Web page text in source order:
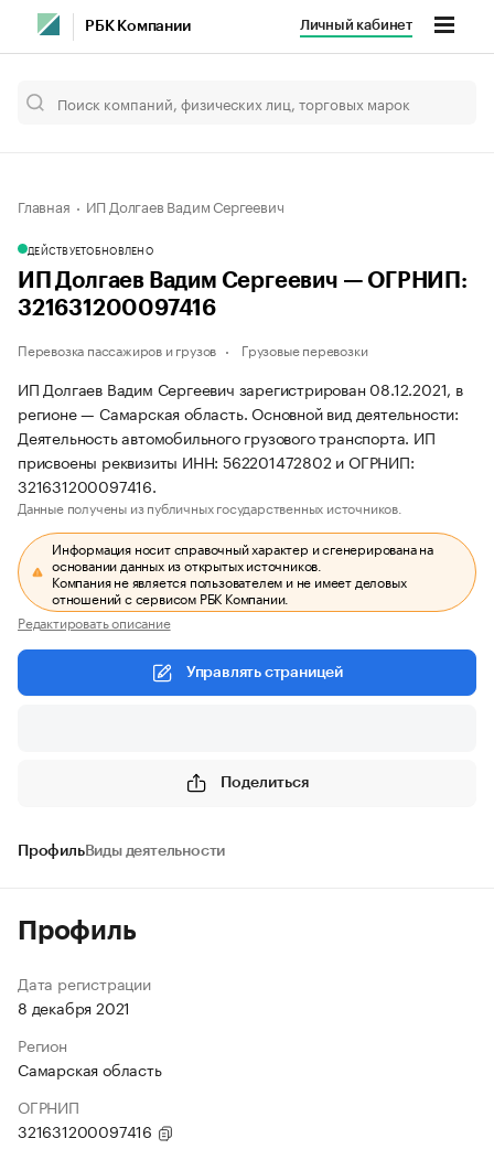
РБК Компании Личный кабинет
Главная ИП Долгаев Вадим Сергеевич
ДЕЙСТВУЕТОБНОВЛЕНО
ИП Долгаев Вадим Сергеевич — ОГРНИП:
321631200097416
Перевозка пассажиров и грузов Грузовые перевозки
ИП Долгаев Вадим Сергеевич зарегистрирован 08.12.2021, в
регионе — Самарская область. Основной вид деятельности:
Деятельность автомобильного грузового транспорта. ИП
присвоены реквизиты ИНН: 562201472802 и ОГРНИП:
321631200097416.
Данные получены из публичных государственных источников.
Информация носит справочный характер и сгенерирована на
основании данных из открытых источников.
Компания не является пользователем и не имеет деловых
отношений с сервисом РБК Компании.
Редактировать описание
Управлять страницей
Поделиться
ПрофильВиды деятельности
Профиль
Дата регистрации
8 декабря 2021
Регион
Самарская область
ОГРНИП
321631200097416